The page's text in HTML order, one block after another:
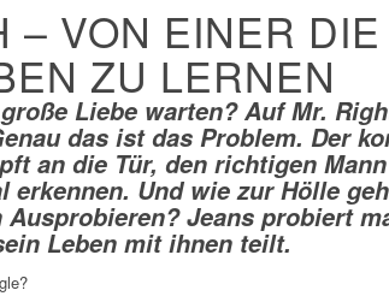
– VON EINER
ZU LERNEN
Liebe warten? Auf Mr.
das ist das Problem. Der
an die Tür, den richtigen
erkennen. Und wie zur Hölle
Jeans probiert
Leben mit ihnen teilt.